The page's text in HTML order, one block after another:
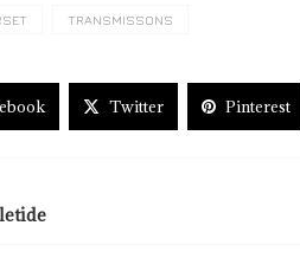
TRANSMISSONS
Twitter Pinterest